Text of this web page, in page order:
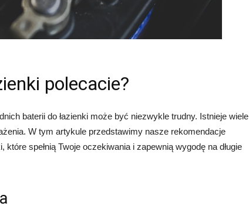
polecacie?
baterii do łazienki może być niezwykle trudny. Istnieje wiele
W tym artykule przedstawimy nasze rekomendacje
które spełnią Twoje oczekiwania i zapewnią wygodę na długie